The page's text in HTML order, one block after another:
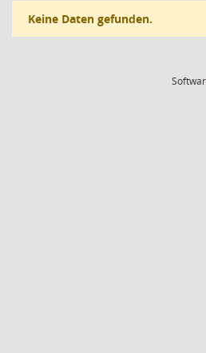
Keine Daten gefunden.